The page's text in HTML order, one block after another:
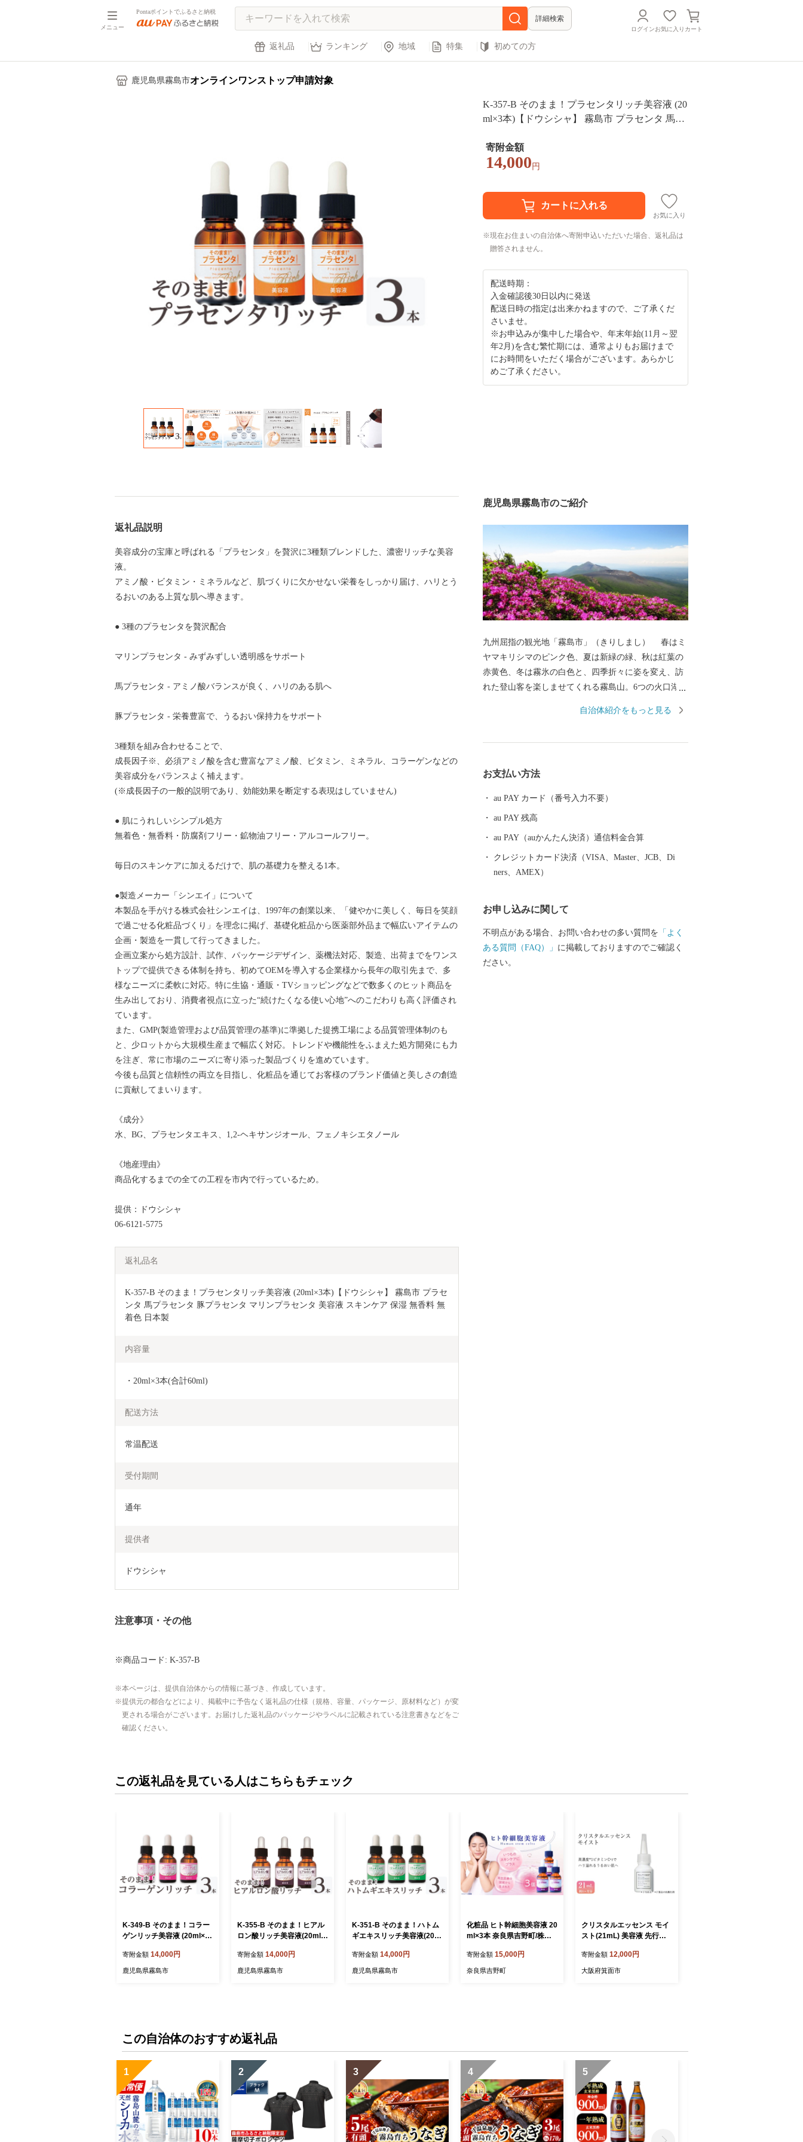
メニュー
Pontaポイントでふるさと納税
詳細検索
ログインお気に入り カート
返礼品 ランキング 地域 特集 初めての方
鹿児島県霧島市オンラインワンストップ申請対象
K-357-B そのまま！プラセンタリッチ美容液 (20
ml×3本)【ドウシシャ】 霧島市 プラセンタ 馬プ
液 スキンケア 保湿 無香料 無着色 日本製
寄附金額
14,000 円
お気に入り
現在お住まいの自治体へ寄附申込いただいた場合、返礼品は
贈答されません。
配送時期：
入金確認後30日以内に発送
配送日時の指定は出来かねますので、ご了承くだ
さいませ。
※お申込みが集中した場合や、年末年始(11月～翌
年2月)を含む繁忙期には、通常よりもお届けまで
にお時間をいただく場合がございます。あらかじ
めご了承ください。
返礼品説明
美容成分の宝庫と呼ばれる「プラセンタ」を贅沢に3種類ブレンドした、濃密リッチな美容
液。
アミノ酸・ビタミン・ミネラルなど、肌づくりに欠かせない栄養をしっかり届け、ハリとう
るおいのある上質な肌へ導きます。
● 3種のプラセンタを贅沢配合
マリンプラセンタ - みずみずしい透明感をサポート
馬プラセンタ - アミノ酸バランスが良く、ハリのある肌へ
豚プラセンタ - 栄養豊富で、うるおい保持力をサポート
3種類を組み合わせることで、
成長因子※、必須アミノ酸を含む豊富なアミノ酸、ビタミン、ミネラル、コラーゲンなどの
美容成分をバランスよく補えます。
(※成長因子の一般的説明であり、効能効果を断定する表現はしていません)
● 肌にうれしいシンプル処方
無着色・無香料・防腐剤フリー・鉱物油フリー・アルコールフリー。
毎日のスキンケアに加えるだけで、肌の基礎力を整える1本。
●製造メーカー「シンエイ」について
本製品を手がける株式会社シンエイは、1997年の創業以来、「健やかに美しく、毎日を笑顔
で過ごせる化粧品づくり」を理念に掲げ、基礎化粧品から医薬部外品まで幅広いアイテムの
企画・製造を一貫して行ってきました。
企画立案から処方設計、試作、パッケージデザイン、薬機法対応、製造、出荷までをワンス
トップで提供できる体制を持ち、初めてOEMを導入する企業様から長年の取引先まで、多
様なニーズに柔軟に対応。特に生協・通販・TVショッピングなどで数多くのヒット商品を
生み出しており、消費者視点に立った“続けたくなる使い心地”へのこだわりも高く評価され
ています。
また、GMP(製造管理および品質管理の基準)に準拠した提携工場による品質管理体制のも
と、少ロットから大規模生産まで幅広く対応。トレンドや機能性をふまえた処方開発にも力
を注ぎ、常に市場のニーズに寄り添った製品づくりを進めています。
今後も品質と信頼性の両立を目指し、化粧品を通じてお客様のブランド価値と美しさの創造
に貢献してまいります。
《成分》
水、BG、プラセンタエキス、1,2-ヘキサンジオール、フェノキシエタノール
《地産理由》
商品化するまでの全ての工程を市内で行っているため。
提供：ドウシシャ
06-6121-5775
返礼品名
K-357-B そのまま！プラセンタリッチ美容液 (20ml×3本)【ドウシシャ】 霧島市 プラセ
ンタ 馬プラセンタ 豚プラセンタ マリンプラセンタ 美容液 スキンケア 保湿 無香料 無
着色 日本製
内容量
・20ml×3本(合計60ml)
配送方法
常温配送
受付期間
通年
提供者
ドウシシャ
注意事項・その他
※商品コード: K-357-B
本ページは、提供自治体からの情報に基づき、作成しています。
提供元の都合などにより、掲載中に予告なく返礼品の仕様（規格、容量、パッケージ、原材料など）が変
更される場合がございます。お届けした返礼品のパッケージやラベルに記載されている注意書きなどをご
確認ください。
鹿児島県霧島市のご紹介
九州屈指の観光地「霧島市」（きりしまし） 春はミ
ヤマキリシマのピンク色、夏は新緑の緑、秋は紅葉の
赤黄色、冬は霧氷の白色と、四季折々に姿を変え、訪
れた登山客を楽しませてくれる霧島山。6つの火口湖を
本で最初の国立公園に指定され、海・山・川・田園な
郷隆盛や坂本龍馬も霧島の温泉と大自然に癒されまし
た。霧島市には人気のお宿のほか、気軽に楽しめる家
治温泉など多種多様な温泉施設があり、自分好みの温
泉を楽しむことができます。 また、天照大神の孫の
ニニギノミコトが三種の神器を手に高千穂峰に降り立
ら多くの人が訪れます。 鹿児島空港があるまち霧島
市には、飛行機を利用すると東京から約1時間35分、大
阪なら約1時間10分で来ることができます。遠いようで
自治体紹介をもっと見る
お支払い方法
au PAY カード（番号入力不要）
au PAY 残高
au PAY（auかんたん決済）通信料金合算
クレジットカード決済（VISA、Master、JCB、Di
ners、AMEX）
お申し込みに関して
不明点がある場合、お問い合わせの多い質問を 「よく
ある質問（FAQ）」 に掲載しておりますのでご確認く
ださい。
この返礼品を見ている人はこちらもチェック
K-349-B そのまま！コラー
ゲンリッチ美容液 (20ml×3
美容液 スキンケア 高分子・
低分子・ベビーコラーゲン
寄附金額 14,000円
鹿児島県霧島市
K-355-B そのまま！ヒアル
ロン酸リッチ美容液(20ml×
ヒアルロン酸 美容液 高保湿
うるおい スキンケア 無着色
寄附金額 14,000円
鹿児島県霧島市
K-351-B そのまま！ハトム
ギエキスリッチ美容液(20ml
ハトムギ ヨクイニン 美容液
集中ケア 保湿 角質ケア 無
寄附金額 14,000円
鹿児島県霧島市
化粧品 ヒト幹細胞美容液 20
ml×3本 奈良県吉野町/株式
5] 化粧品 美容液 セラム せ
らむ serum 保湿
寄附金額 15,000円
奈良県吉野町
クリスタルエッセンス モイ
スト(21mL) 美容液 先行美
化粧品 スキンケア コスメ
美容 常温保存 TOUT VERT
寄附金額 12,000円
大阪府箕面市
この自治体のおすすめ返礼品
1 2 3 4 5